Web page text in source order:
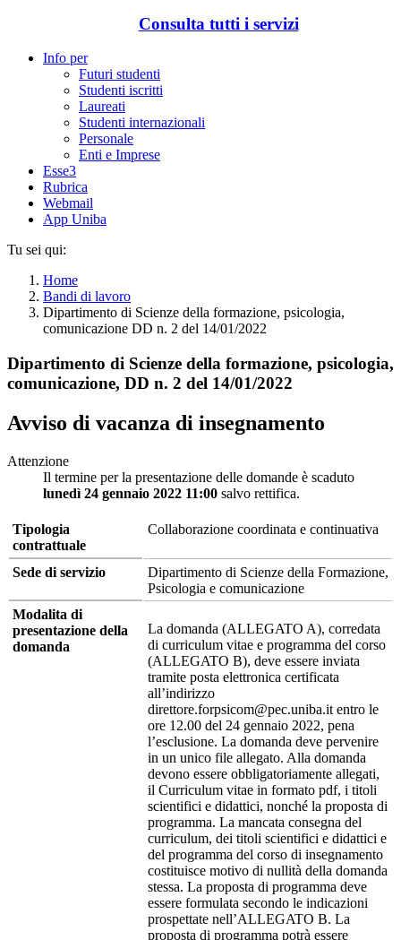
Consulta tutti i servizi
Info per
Futuri studenti
Studenti iscritti
Laureati
Studenti internazionali
Personale
Enti e Imprese
Esse3
Rubrica
Webmail
App Uniba
Tu sei qui:
Home
Bandi di lavoro
Dipartimento di Scienze della formazione, psicologia,
comunicazione DD n. 2 del 14/01/2022
Dipartimento di Scienze della formazione, psicologia,
comunicazione, DD n. 2 del 14/01/2022
Avviso di vacanza di insegnamento
Attenzione
Il termine per la presentazione delle domande è scaduto
lunedì 24 gennaio 2022 11:00 salvo rettifica.
Tipologia
contrattuale
Collaborazione coordinata e continuativa
Sede di servizio
Dipartimento di Scienze della Formazione,
Psicologia e comunicazione
Modalita di
presentazione della
domanda
La domanda (ALLEGATO A), corredata
di curriculum vitae e programma del corso
(ALLEGATO B), deve essere inviata
tramite posta elettronica certificata
all’indirizzo
direttore.forpsicom@pec.uniba.it entro le
ore 12.00 del 24 gennaio 2022, pena
l’esclusione. La domanda deve pervenire
in un unico file allegato. Alla domanda
devono essere obbligatoriamente allegati,
il Curriculum vitae in formato pdf, i titoli
scientifici e didattici, nonché la proposta di
programma. La mancata consegna del
curriculum, dei titoli scientifici e didattici e
del programma del corso di insegnamento
costituisce motivo di nullità della domanda
stessa. La proposta di programma deve
essere formulata secondo le indicazioni
prospettate nell’ALLEGATO B. La
proposta di programma potrà essere